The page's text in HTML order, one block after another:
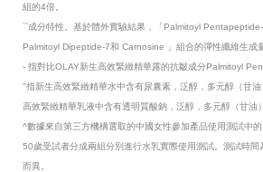
組的4倍。
``成分特性。基於體外實驗結果，「Palmitoyl
Palmitoyl Dipeptide-7和 Carnosine 」組合的彈性纖維生成
- 指對比OLAY新生高效緊緻精華露的抗皺成分Palmitoyl
"指新生高效緊緻精華水中含有尿囊素，泛醇，多元醇（甘
高效緊緻精華乳液中含有透明質酸鈉，泛醇，多元醇（甘油
^數據來自第三方機構選取的中國女性參加產品使用測試中
50歲受試者分成兩組分別進行水乳實際使用測試。測試時間
而異。